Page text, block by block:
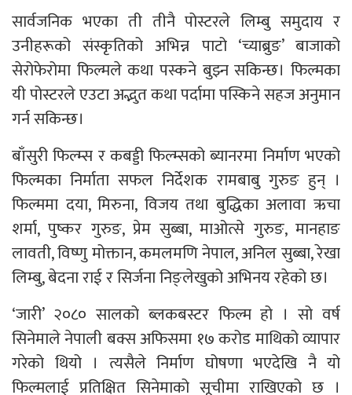
सार्वजनिक भएका ती तीनै पोस्टरले लिम्बु समुदाय र
उनीहरूको संस्कृतिको अभिन्न पाटो ‘च्याब्रुङ’ बाजाको
सेरोफेरोमा फिल्मले कथा पस्कने बुझ्न सकिन्छ। फिल्मका
यी पोस्टरले एउटा अद्भुत कथा पर्दामा पस्किने सहज अनुमान
गर्न सकिन्छ।
बाँसुरी फिल्म्स र कबड्डी फिल्म्सको ब्यानरमा निर्माण भएको
फिल्मका निर्माता सफल निर्देशक रामबाबु गुरुङ हुन् ।
फिल्ममा दया, मिरुना, विजय तथा बुद्धिका अलावा ऋचा
शर्मा, पुष्कर गुरुङ, प्रेम सुब्बा, माओत्से गुरुङ, मानहाङ
लावती, विष्णु मोक्तान, कमलमणि नेपाल, अनिल सुब्बा, रेखा
लिम्बु, बेदना राई र सिर्जना निङ्लेखुको अभिनय रहेको छ।
‘जारी’ २०८० सालको ब्लकबस्टर फिल्म हो । सो वर्ष
सिनेमाले नेपाली बक्स अफिसमा १७ करोड माथिको व्यापार
गरेको थियो । त्यसैले निर्माण घोषणा भएदेखि नै यो
फिल्मलाई प्रतिक्षित सिनेमाको सूचीमा राखिएको छ ।